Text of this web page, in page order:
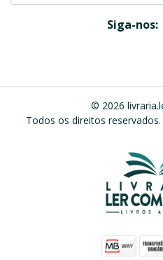
Siga-nos:
© 2026
Todos os direitos reservados.